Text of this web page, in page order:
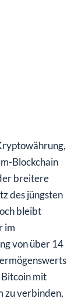
Blockchain
breitere
des jüngsten
bleibt
im
von über 14
mit
zu verbinden,